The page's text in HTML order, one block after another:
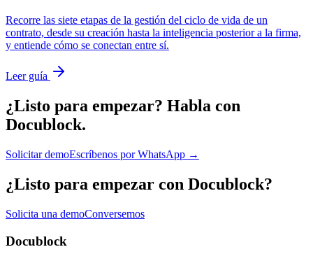
Recorre las siete etapas de la gestión del ciclo de vida de un
contrato, desde su creación hasta la inteligencia posterior a la firma,
y entiende cómo se conectan entre sí.
Leer guía
¿Listo para empezar? Habla con
Docublock.
Solicitar demoEscríbenos por WhatsApp →
¿Listo para empezar con Docublock?
Solicita una demoConversemos
Docublock